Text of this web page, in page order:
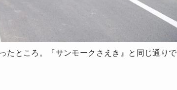
たところ。『サンモークさえき』と同じ通りで